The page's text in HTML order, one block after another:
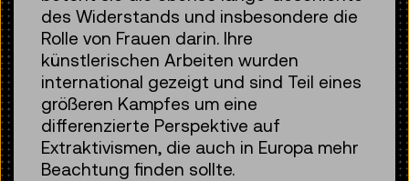
des Widerstands und insbesondere die
Rolle von Frauen darin. Ihre
künstlerischen Arbeiten wurden
international gezeigt und sind Teil eines
größeren Kampfes um eine
differenzierte Perspektive auf
Extraktivismen, die auch in Europa mehr
Beachtung finden sollte.